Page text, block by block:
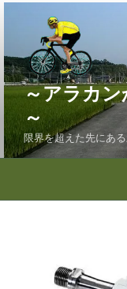
ン
ツ
キ
ッ
～アラカ
～
限界を超えた先にあ